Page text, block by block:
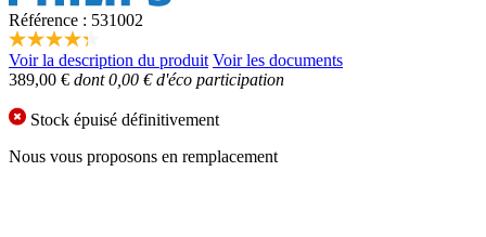
Référence : 531002
4.3
étoiles
sur
valeur
la
note
Voir la description du produit Voir les documents
389,00 € dont 0,00 € d'éco participation
Stock épuisé définitivement
Nous vous proposons en remplacement